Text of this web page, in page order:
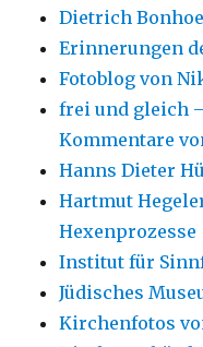
Dietrich
Erinnerungen
Fotoblog von
frei und gleich
Kommentare
Hanns Dieter
Hartmut
Hexenprozesse
Institut für
Jüdisches
Kirchenfotos